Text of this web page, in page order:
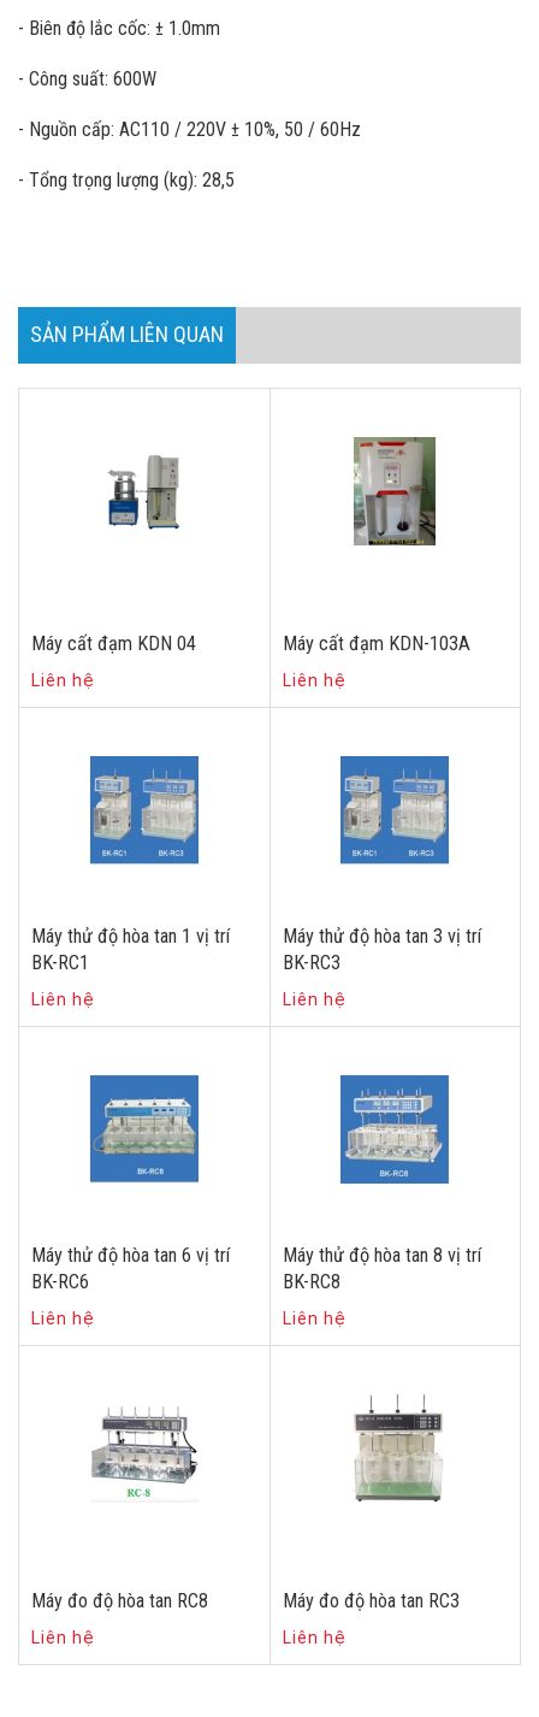
- Biên độ lắc cốc: ± 1.0mm
- Công suất: 600W
- Nguồn cấp: AC110 / 220V ± 10%, 50 / 60Hz
- Tổng trọng lượng (kg): 28,5
SẢN PHẨM LIÊN QUAN
Máy cất đạm KDN 04
Liên hệ
Máy cất đạm KDN-103A
Liên hệ
Máy thử độ hòa tan 1 vị trí
BK-RC1
Liên hệ
Máy thử độ hòa tan 3 vị trí
BK-RC3
Liên hệ
Máy thử độ hòa tan 6 vị trí
BK-RC6
Liên hệ
Máy thử độ hòa tan 8 vị trí
BK-RC8
Liên hệ
Máy đo độ hòa tan RC8
Liên hệ
Máy đo độ hòa tan RC3
Liên hệ